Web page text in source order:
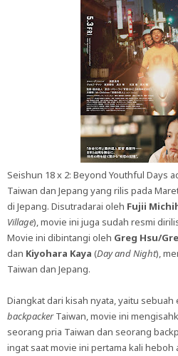
Seishun 18 x 2: Beyond Youthful Days
Taiwan dan Jepang yang rilis pada
di Jepang. Disutradarai oleh Fujii
Village), movie ini juga sudah resmi
Movie ini dibintangi oleh Greg Hsu/
dan Kiyohara Kaya (Day and Night),
Taiwan dan Jepang.
Diangkat dari kisah nyata, yaitu
backpackerTaiwan, movie ini
seorang pria Taiwan dan seorang
ingat saat movie ini pertama kali heboh